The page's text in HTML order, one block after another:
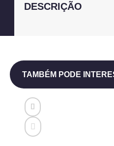
DESCRIÇÃO
TAMBÉM PODE